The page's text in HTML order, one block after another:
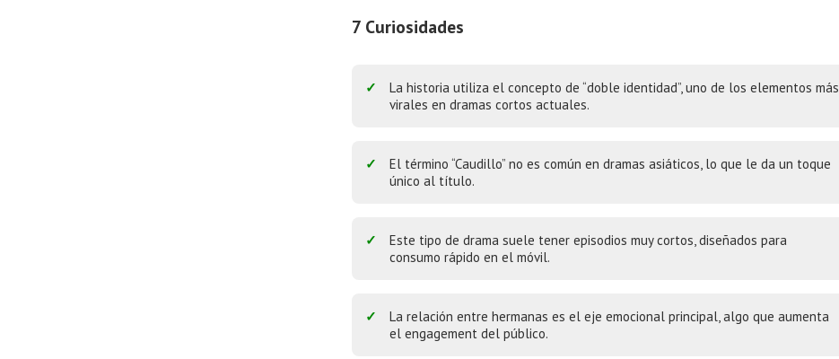
7 Curiosidades
La historia utiliza el concepto de “doble identidad”, uno de los elementos más
virales en dramas cortos actuales.
El término “Caudillo” no es común en dramas asiáticos, lo que le da un toque
único al título.
Este tipo de drama suele tener episodios muy cortos, diseñados para
consumo rápido en el móvil.
La relación entre hermanas es el eje emocional principal, algo que aumenta
el engagement del público.